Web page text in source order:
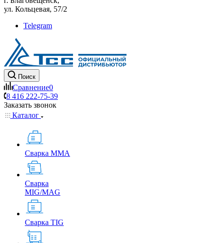
ул. Кольцевая, 57/2
Telegram
Поиск
Сравнение0
8 416 222-75-39
Заказать звонок
Каталог
Сварка MMA
Сварка
MIG/MAG
Сварка TIG